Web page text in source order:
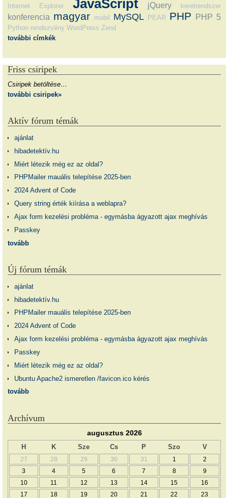
Internet Explorer
JavaScript jQuery keretrendszer
konferencia magyar mobil MySQL PEAR PHP PHP 5
Python rendezvény WordPress Zend
további címkék
Friss csiripek
Csiripek betöltése…
további csiripek»
Aktív fórum témák
ajánlat
hibadetektív.hu
Miért létezik még ez az oldal?
PHPMailer mauális telepítése 2025-ben
2024 Advent of Code
Query string érték kiírása a weblapra?
Ajax form kezelési probléma - egymásba ágyazott ajax meghívás
Passkey
tovább
Új fórum témák
ajánlat
hibadetektív.hu
PHPMailer mauális telepítése 2025-ben
2024 Advent of Code
Ajax form kezelési probléma - egymásba ágyazott ajax meghívás
Passkey
Miért létezik még ez az oldal?
Ubuntu Apache2 ismeretlen /favicon.ico kérés
tovább
Archívum
augusztus 2026
H K Sze Cs P Szo V
27 28 29 30 31 1
2
3
4 5 6 7 8
9
10
11 12 13 14 15
16
17
18 19 20 21 22 23